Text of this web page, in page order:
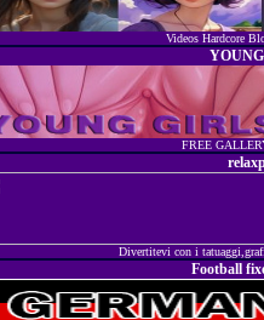
Videos Hardcore
FREE
Divertitevi con i
Football